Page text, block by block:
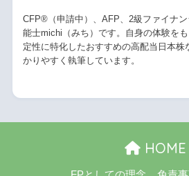
CFP®（申請中）、AFP、2級ファイナ
能士michi（みち）です。自身の体験を
定性に特化したおすすめの高配当日本株
かりやすく執筆しています。
HOME